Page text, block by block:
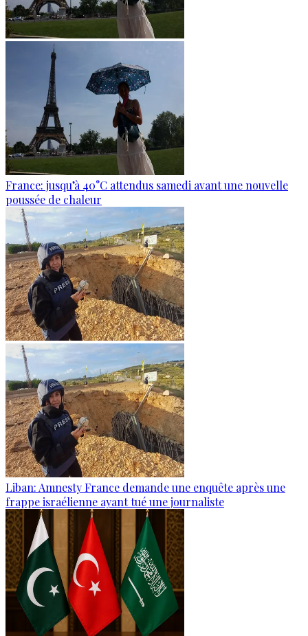
France: jusqu’à 40°C attendus samedi avant une nouvelle
poussée de chaleur
Liban: Amnesty France demande une enquête après une
frappe israélienne ayant tué une journaliste